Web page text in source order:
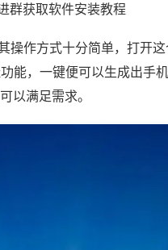
群获取软件安装教程
操作方式十分简单，打开
能，一键便可以生成出手
以满足需求。